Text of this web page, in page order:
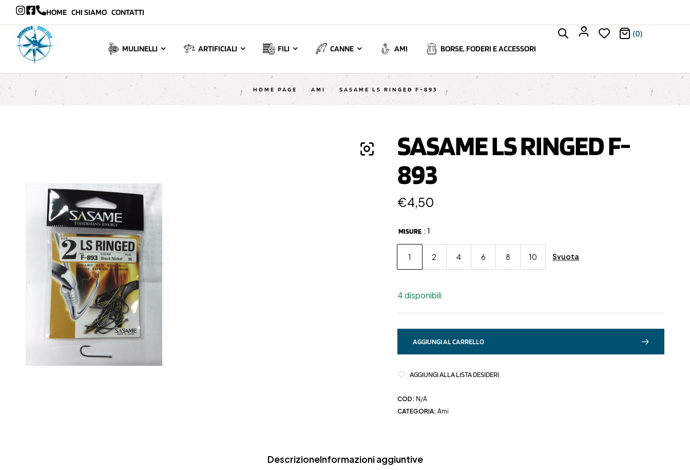
HOME CHI SIAMO CONTATTI
MULINELLI ARTIFICIALI FILI CANNE AMI BORSE, FODERI E ACCESSORI
(0)
HOME PAGE / AMI / SASAME LS RINGED F-893
SASAME LS RINGED F-
893
€4,50
MISURE : 1
1 2 4 6 8 10 Svuota
4 disponibili
AGGIUNGI AL CARRELLO
AGGIUNGI ALLA LISTA DESIDERI
COD: N/A
CATEGORIA: Ami
DescrizioneInformazioni aggiuntive